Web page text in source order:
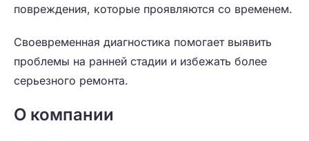
повреждения, которые проявляются со временем.
Своевременная диагностика помогает выявить
проблемы на ранней стадии и избежать более
серьезного ремонта.
О компании